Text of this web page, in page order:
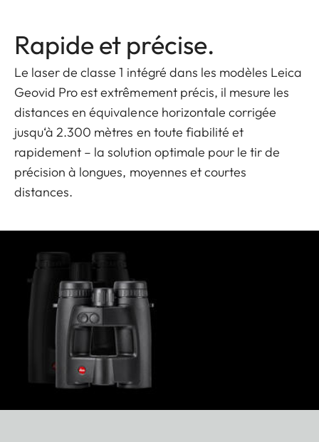
Rapide et précise.
Le laser de classe 1 intégré dans les modèles Leica
Geovid Pro est extrêmement précis, il mesure les
distances en équivalence horizontale corrigée
jusqu‘à 2.300 mètres en toute fiabilité et
rapidement – la solution optimale pour le tir de
précision à longues, moyennes et courtes
distances.